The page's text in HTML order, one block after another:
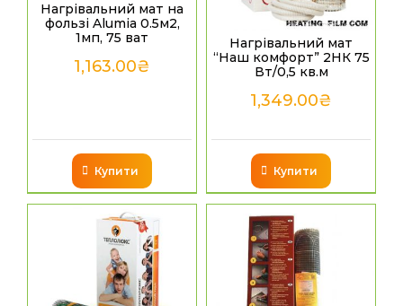
Нагрівальний мат на
фользі Alumia 0.5м2,
1мп, 75 ват
1,163.00₴
Купити
Нагрівальний мат
“Наш комфорт” 2НК 75
Вт/0,5 кв.м
1,349.00₴
Купити